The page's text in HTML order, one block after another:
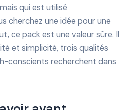
qui est utilisé
cherchez une idée pour une
ce pack est une valeur sûre. Il
et simplicité, trois qualités
conscients recherchent dans